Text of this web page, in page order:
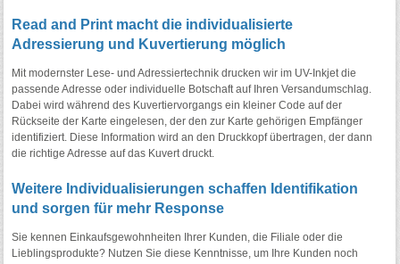
Read and Print macht die individualisierte
Adressierung und Kuvertierung möglich
Mit modernster Lese- und Adressiertechnik drucken wir im UV-Inkjet die
passende Adresse oder individuelle Botschaft auf Ihren Versandumschlag.
Dabei wird während des Kuvertiervorgangs ein kleiner Code auf der
Rückseite der Karte eingelesen, der den zur Karte gehörigen Empfänger
identifiziert. Diese Information wird an den Druckkopf übertragen, der dann
die richtige Adresse auf das Kuvert druckt.
Weitere Individualisierungen schaffen Identifikation
und sorgen für mehr Response
Sie kennen Einkaufsgewohnheiten Ihrer Kunden, die Filiale oder die
Lieblingsprodukte? Nutzen Sie diese Kenntnisse, um Ihre Kunden noch